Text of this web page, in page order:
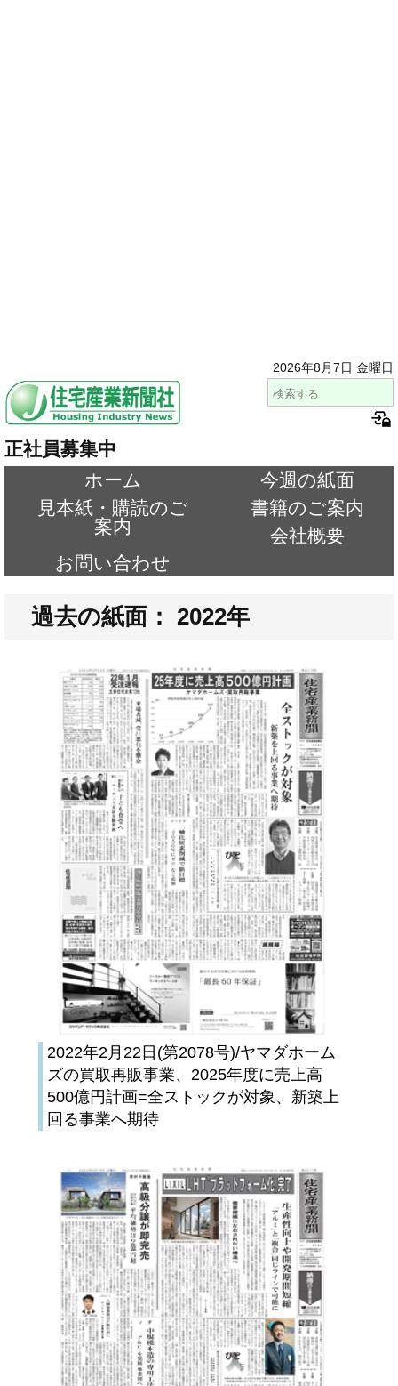
2026年8月7日 金曜日
正社員募集中
ホーム
今週の紙面
見本紙・購読のご
案内
書籍のご案内
会社概要
お問い合わせ
過去の紙面： 2022年
2022年2月22日(第2078号)/ヤマダホーム
ズの買取再販事業、2025年度に売上高
500億円計画=全ストックが対象、新築上
回る事業へ期待